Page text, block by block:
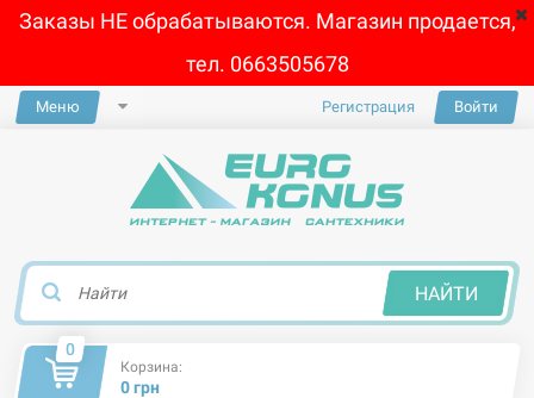
Заказы НЕ обрабатываются. Магазин продается,
тел. 0663505678
Меню Регистрация Войти
НАЙТИ
0
Корзина:
0 грн